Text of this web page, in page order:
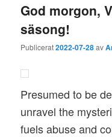
God morgon,
säsong!
Publicerat2022-07-28av
Presumed to be
unravel the
fuels abuse and